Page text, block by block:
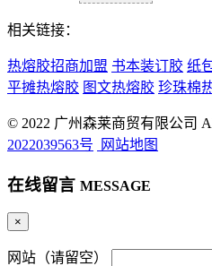
相关链接：
热熔胶招商加盟 书本装订胶 纸
平摊热熔胶 图文热熔胶 珍珠棉
© 2022 广州森莱商贸有限公司
2022039563号
网站地图
在线留言 MESSAGE
×
网站（请留空）